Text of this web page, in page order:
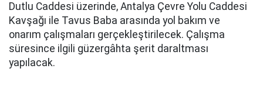
Dutlu Caddesi üzerinde, Antalya Çevre Yolu Caddesi
Kavşağı ile Tavus Baba arasında yol bakım ve
onarım çalışmaları gerçekleştirilecek. Çalışma
süresince ilgili güzergâhta şerit daraltması
yapılacak.